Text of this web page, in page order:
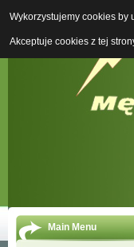
Main Menu
Wykorzystujemy cookies by
Akceptuje cookies z tej